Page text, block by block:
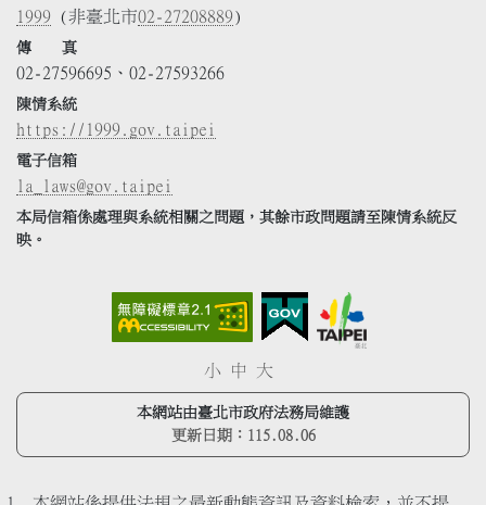
1999 (非臺北市02-27208889)
傳 真
02-27596695、02-27593266
陳情系統
https://1999.gov.taipei
電子信箱
la_laws@gov.taipei
本局信箱係處理與系統相關之問題，其餘市政問題請至陳情系統反
映。
小 中 大
本網站由臺北市政府法務局維護
更新日期： 115.08.06